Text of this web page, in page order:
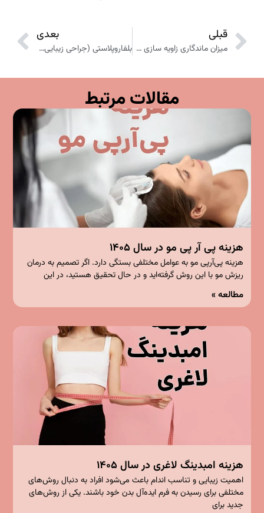
قبلی
میزان ماندگاری زاویه سازی صورت در انواع روش ها‌‌
بعدی
بلفاروپلاستی (جراحی زیبایی پلک) چگونه انجام می شود؟
مقالات مرتبط
هزینه پی آر پی مو در سال ۱۴۰۵
هزینه پی‌آرپی مو به عوامل مختلفی بستگی دارد. اگر تصمیم به درمان
ریزش مو با این روش گرفته‌اید و در حال تحقیق هستید، در این
مطالعه »
هزینه امبدینگ لاغری در سال ۱۴۰۵
اهمیت زیبایی و تناسب اندام باعث می‌شود افراد به دنبال روش‌های
مختلفی برای رسیدن به فرم ایده‌آل بدن خود باشند. یکی از روش‌های
جدید برای